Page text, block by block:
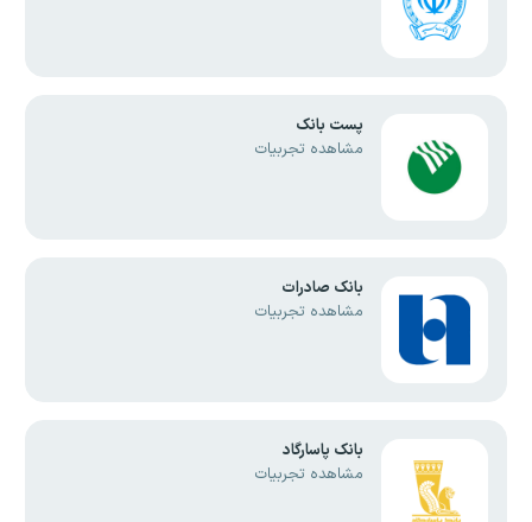
پست بانک
مشاهده تجربیات
بانک صادرات
مشاهده تجربیات
بانک پاسارگاد
مشاهده تجربیات